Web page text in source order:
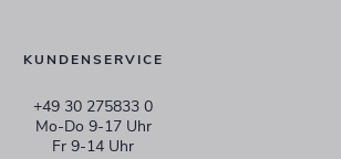
KUNDENSERVICE
+49 30 275833 0
Mo-Do 9-17 Uhr
Fr 9-14 Uhr